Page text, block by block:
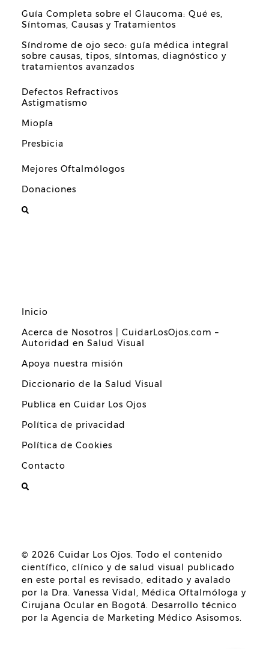
Guía Completa sobre el Glaucoma: Qué es,
Síntomas, Causas y Tratamientos
Síndrome de ojo seco: guía médica integral
sobre causas, tipos, síntomas, diagnóstico y
tratamientos avanzados
Defectos Refractivos
Astigmatismo
Miopía
Presbicia
Mejores Oftalmólogos
Donaciones
Inicio
Acerca de Nosotros | CuidarLosOjos.com –
Autoridad en Salud Visual
Apoya nuestra misión
Diccionario de la Salud Visual
Publica en Cuidar Los Ojos
Política de privacidad
Política de Cookies
Contacto
© 2026 Cuidar Los Ojos. Todo el contenido
científico, clínico y de salud visual publicado
en este portal es revisado, editado y avalado
por la Dra. Vanessa Vidal, Médica Oftalmóloga y
Cirujana Ocular en Bogotá. Desarrollo técnico
por la Agencia de Marketing Médico Asisomos.